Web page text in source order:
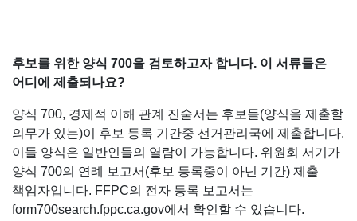
후보를 위한 양식 700을 검토하고자 합니다. 이 서류들은
어디에 제출되나요?
양식 700, 경제적 이해 관계 진술서는 후보들(양식을 제출할
의무가 있는)이 후보 등록 기간중 선거관리국에 제출합니다.
이들 양식은 일반인들의 열람이 가능합니다. 위원회 서기가
양식 700의 연례 보고서(후보 등록중이 아닌 기간) 제출
책임자입니다. FFPC의 전자 등록 보고서는
form700search.fppc.ca.gov에서 확인할 수 있습니다.